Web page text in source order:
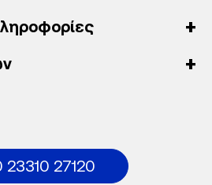
23310 27120